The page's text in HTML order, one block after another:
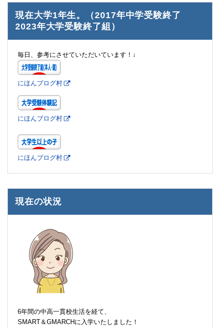
現在大学1年生。（2017年中学受験終了
2023年大学受験終了組）
毎日、参考にさせていただいています！↓
にほんブログ村
にほんブログ村
にほんブログ村
現在の状況
6年間の中高一貫校生活を経て、
SMART＆GMARCHに入学いたしました！